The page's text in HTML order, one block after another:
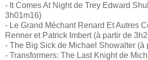
- It Comes At Night de Trey Edward
3h01m16)
- Le Grand Méchant Renard Et Autres
Renner et Patrick Imbert (à partir de
- The Big Sick de Michael Showalter (à
- Transformers: The Last Knight de